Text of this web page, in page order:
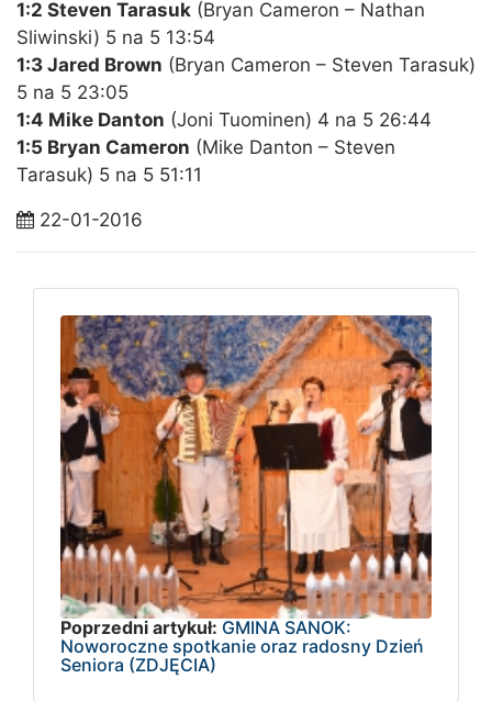
1:2 Steven Tarasuk (Bryan Cameron – Nathan
Sliwinski) 5 na 5 13:54
1:3 Jared Brown (Bryan Cameron – Steven Tarasuk)
5 na 5 23:05
1:4 Mike Danton (Joni Tuominen) 4 na 5 26:44
1:5 Bryan Cameron (Mike Danton – Steven
Tarasuk) 5 na 5 51:11
22-01-2016
Poprzedni artykuł: GMINA SANOK:
Noworoczne spotkanie oraz radosny Dzień
Seniora (ZDJĘCIA)